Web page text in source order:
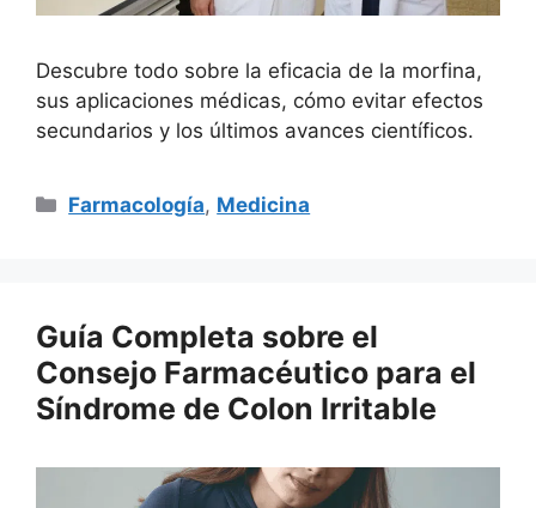
Descubre todo sobre la eficacia de la morfina,
sus aplicaciones médicas, cómo evitar efectos
secundarios y los últimos avances científicos.
Categorías
Farmacología, Medicina
Guía Completa sobre el
Consejo Farmacéutico para el
Síndrome de Colon Irritable